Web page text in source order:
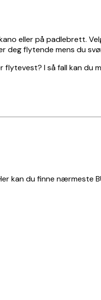
eller på padlebrett.
deg flytende mens du
I så fall kan du
kan du finne nærmeste